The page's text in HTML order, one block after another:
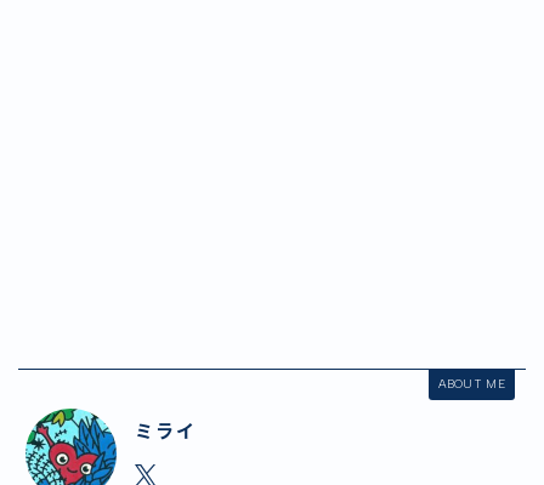
ABOUT ME
ミライ